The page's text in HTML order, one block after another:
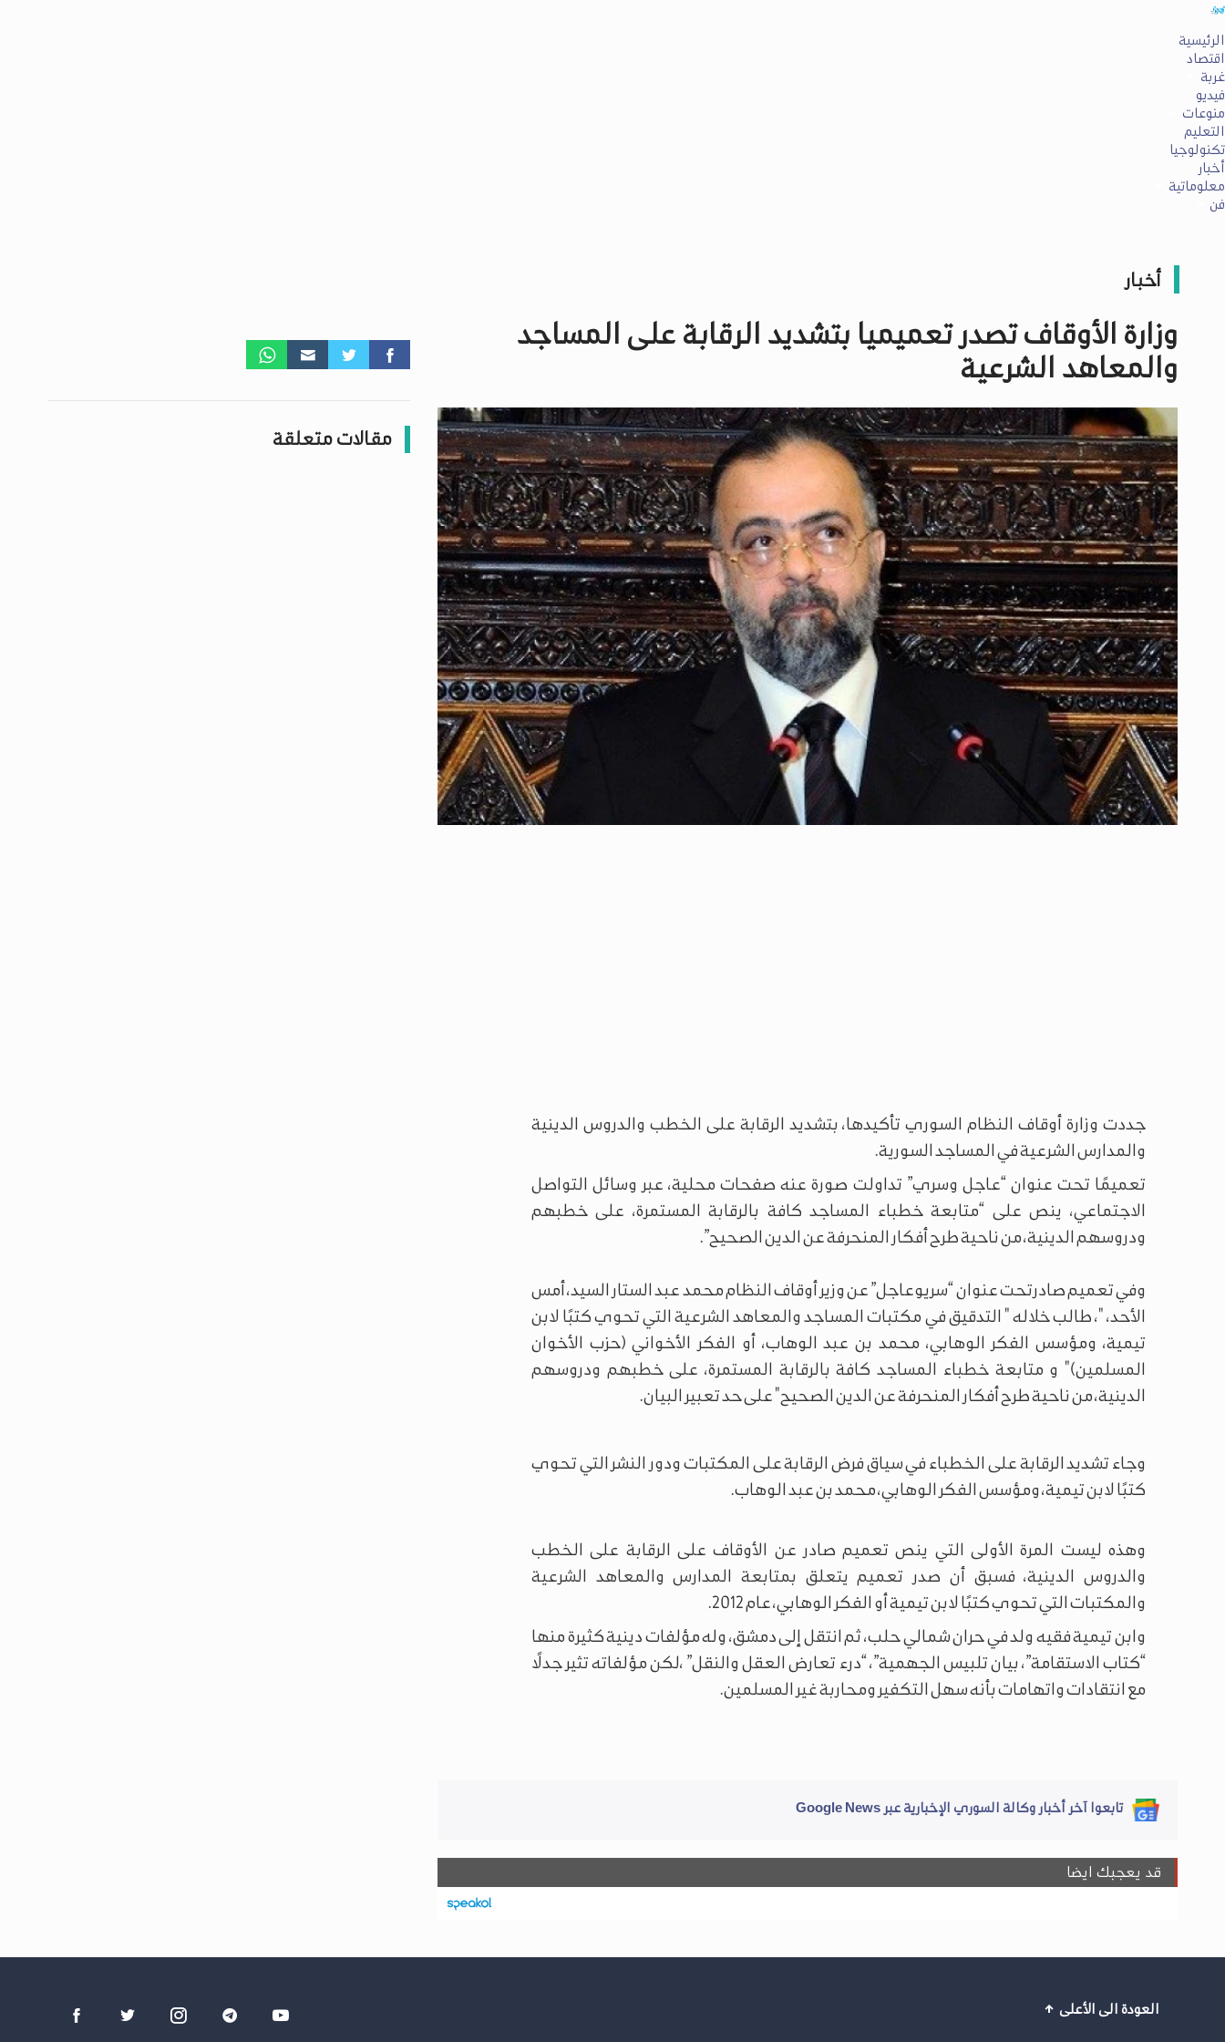
الرئيسية
اقتصاد
غربة
فيديو
منوعات
التعليم
تكنولوجيا
أخبار
معلوماتية
فن
أخبار
وزارة الأوقاف تصدر تعميميا بتشديد الرقابة على المساجد
والمعاهد الشرعية
جددت وزارة أوقاف النظام السوري تأكيدها، بتشديد الرقابة على الخطب والدروس الدينية
والمدارس الشرعية في المساجد السورية.
تعميمًا تحت عنوان “عاجل وسري” تداولت صورة عنه صفحات محلية، عبر وسائل التواصل
الاجتماعي، ينص على “متابعة خطباء المساجد كافة بالرقابة المستمرة، على خطبهم
ودروسهم الدينية، من ناحية طرح أفكار المنحرفة عن الدين الصحيح”.
وفي تعميم صادرتحت عنوان “سريوعاجل” عن وزير أوقاف النظام محمد عبد الستار السيد، أمس
الأحد، "، طالب خلاله " التدقيق في مكتبات المساجد والمعاهد الشرعية التي تحوي كتبًا لابن
تيمية، ومؤسس الفكر الوهابي، محمد بن عبد الوهاب، أو الفكر الأخواني (حزب الأخوان
المسلمين)" و متابعة خطباء المساجد كافة بالرقابة المستمرة، على خطبهم ودروسهم
الدينية، من ناحية طرح أفكار المنحرفة عن الدين الصحيح" على حد تعبير البيان.
وجاء تشديد الرقابة على الخطباء في سياق فرض الرقابة على المكتبات ودور النشر التي تحوي
كتبًا لابن تيمية، ومؤسس الفكر الوهابي، محمد بن عبد الوهاب.
وهذه ليست المرة الأولى التي ينص تعميم صادر عن الأوقاف على الرقابة على الخطب
والدروس الدينية، فسبق أن صدر تعميم يتعلق بمتابعة المدارس والمعاهد الشرعية
والمكتبات التي تحوي كتبًا لابن تيمية أو الفكر الوهابي، عام 2012.
وابن تيمية فقيه ولد في حران شمالي حلب، ثم انتقل إلى دمشق، وله مؤلفات دينية كثيرة منها
“كتاب الاستقامة”، بيان تلبيس الجهمية”، “درء تعارض العقل والنقل” ،لكن مؤلفاته تثير جدلًا
مع انتقادات واتهامات بأنه سهل التكفير ومحاربة غير المسلمين.
تابعوا آخر أخبار وكالة السوري الإخبارية عبر Google News
قد يعجبك ايضا
مقالات متعلقة
العودة الى الأعلى